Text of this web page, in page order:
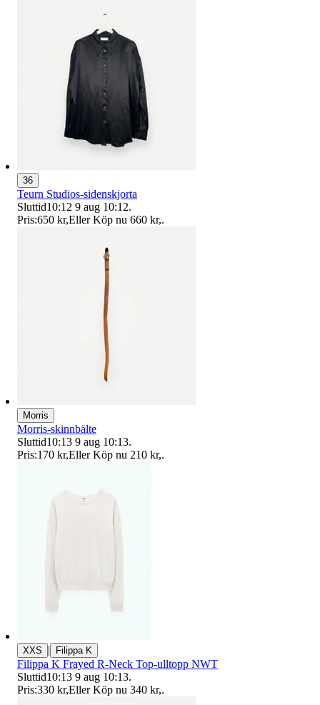
36
Teurn Studios-sidenskjorta
Sluttid10:12 9 aug 10:12.
Pris:650 kr,Eller Köp nu 660 kr,.
Morris
Morris-skinnbälte
Sluttid10:13 9 aug 10:13.
Pris:170 kr,Eller Köp nu 210 kr,.
XXS | Filippa K
Filippa K Frayed R-Neck Top-ulltopp NWT
Sluttid10:13 9 aug 10:13.
Pris:330 kr,Eller Köp nu 340 kr,.